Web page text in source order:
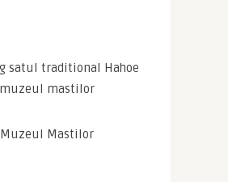
Muzeul Mastilor